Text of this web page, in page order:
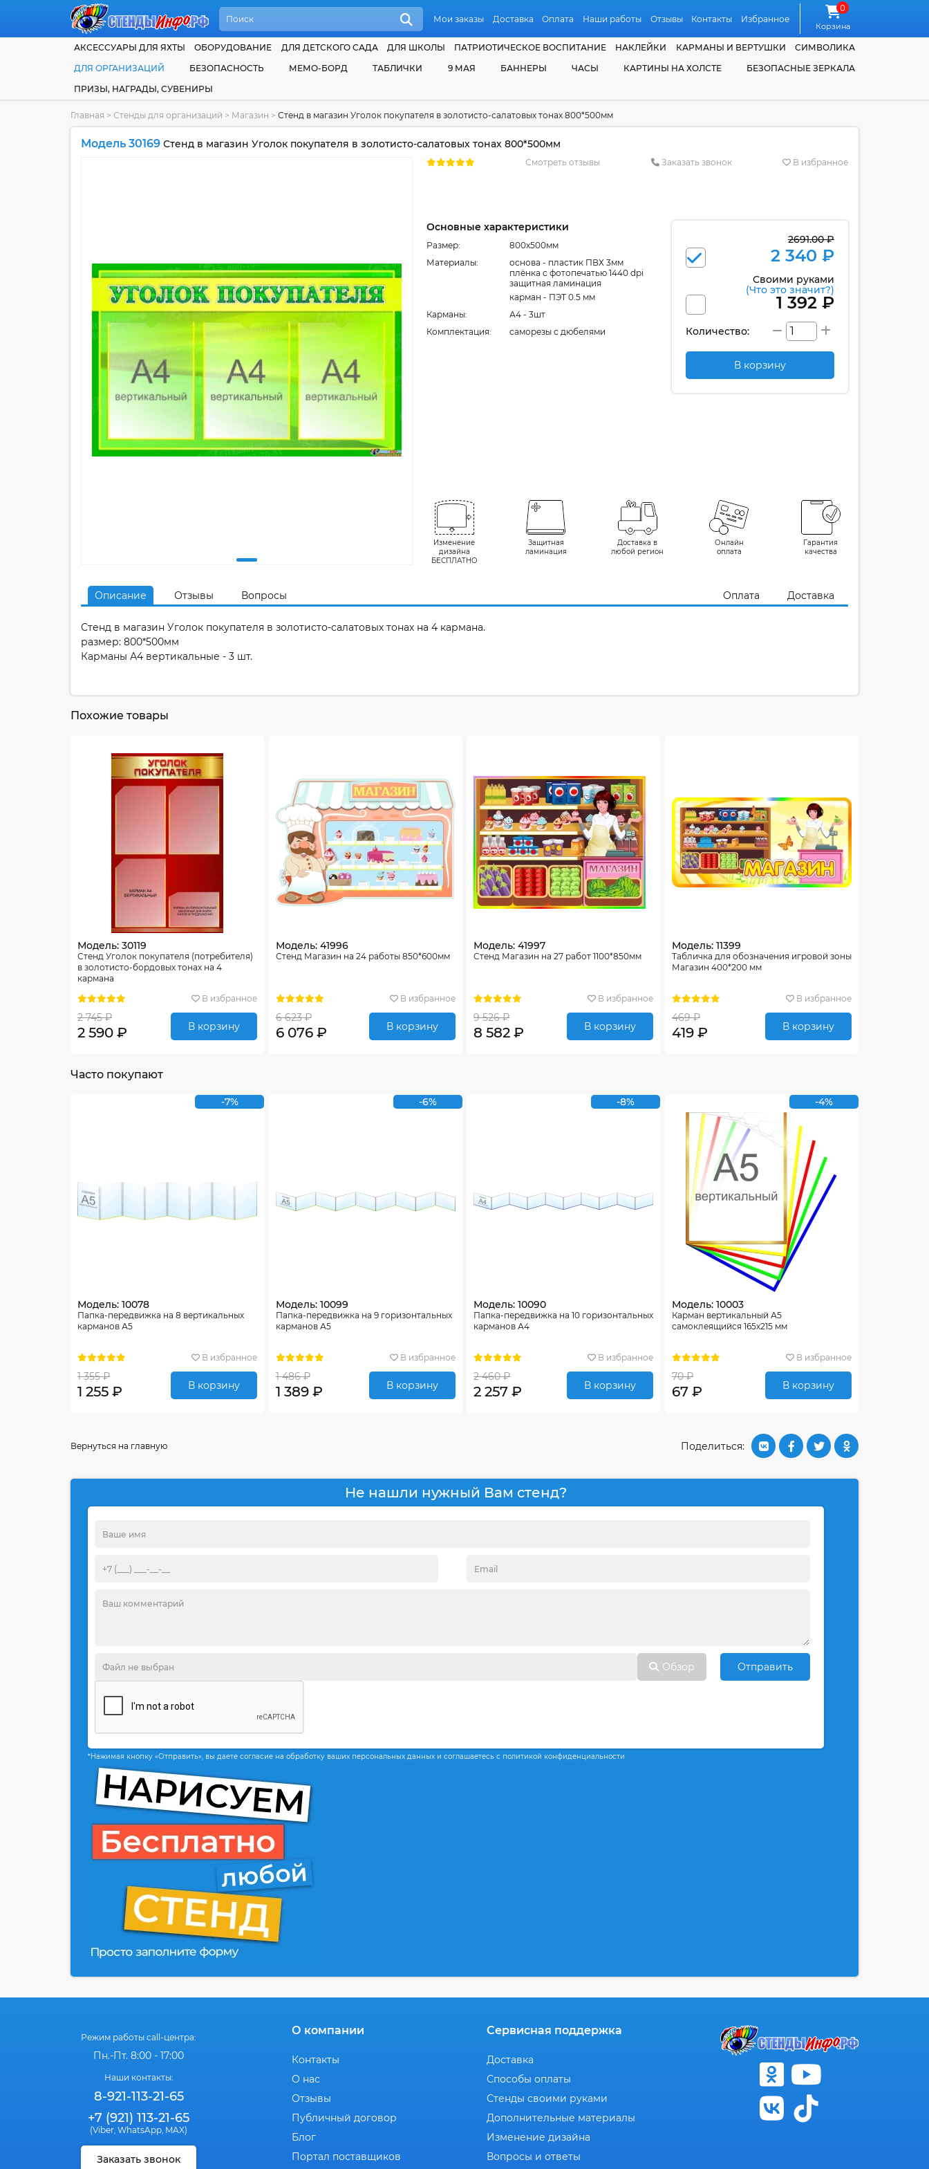
Мои заказы Доставка Оплата Наши работы Отзывы Контакты Избранное
0
Корзина
АКСЕССУАРЫ ДЛЯ ЯХТЫ ОБОРУДОВАНИЕ ДЛЯ ДЕТСКОГО САДА ДЛЯ ШКОЛЫ ПАТРИОТИЧЕСКОЕ ВОСПИТАНИЕ НАКЛЕЙКИ КАРМАНЫ И ВЕРТУШКИ
СИМВОЛИКА
ДЛЯ ОРГАНИЗАЦИЙ
БЕЗОПАСНОСТЬ МЕМО-БОРД ТАБЛИЧКИ 9 МАЯ БАННЕРЫ ЧАСЫ КАРТИНЫ НА ХОЛСТЕ
БЕЗОПАСНЫЕ ЗЕРКАЛА
ПРИЗЫ, НАГРАДЫ, СУВЕНИРЫ
Главная > Стенды для организаций > Магазин > Стенд в магазин Уголок покупателя в золотисто-салатовых тонах 800*500мм
Модель 30169 Стенд в магазин Уголок покупателя в золотисто-салатовых тонах 800*500мм
Смотреть отзывы Заказать звонок В избранное
Основные характеристики
Размер:
800x500мм
Материалы:
основа - пластик ПВХ 3мм
плёнка с фотопечатью 1440 dpi
защитная ламинация
карман - ПЭТ 0.5 мм
Карманы:
А4 - 3шт
Комплектация:
cаморезы с дюбелями
2691.00 ₽
2 340 ₽
Своими руками
(Что это значит?)
1 392 ₽
Количество:
В корзину
Изменение
дизайна
БЕСПЛАТНО
Защитная
ламинация
Доставка в
любой регион
Онлайн
оплата
Гарантия
качества
Описание Отзывы Вопросы Оплата Доставка
Стенд в магазин Уголок покупателя в золотисто-салатовых тонах на 4 кармана.
размер: 800*500мм
Карманы А4 вертикальные - 3 шт.
Похожие товары
Модель: 30119
Стенд Уголок покупателя (потребителя)
в золотисто-бордовых тонах на 4
кармана
В избранное
2 745 ₽
2 590 ₽ В корзину
Модель: 41996
Стенд Магазин на 24 работы 850*600мм
В избранное
6 623 ₽
6 076 ₽ В корзину
Модель: 41997
Стенд Магазин на 27 работ 1100*850мм
В избранное
9 526 ₽
8 582 ₽ В корзину
Модель: 11399
Табличка для обозначения игровой зоны
Магазин 400*200 мм
В избранное
469 ₽
419 ₽ В корзину
Часто покупают
-7%
Модель: 10078
Папка-передвижка на 8 вертикальных
карманов А5
В избранное
1 355 ₽
1 255 ₽ В корзину
-6%
Модель: 10099
Папка-передвижка на 9 горизонтальных
карманов А5
В избранное
1 486 ₽
1 389 ₽ В корзину
-8%
Модель: 10090
Папка-передвижка на 10 горизонтальных
карманов А4
В избранное
2 460 ₽
2 257 ₽ В корзину
-4%
Модель: 10003
Карман вертикальный А5
самоклеящийся 165х215 мм
В избранное
70 ₽
67 ₽ В корзину
Поделиться:
Вернуться на главную
Не нашли нужный Вам стенд?
Обзор Отправить
*Нажимая кнопку «Отправить», вы даете согласие на обработку ваших персональных данных и соглашаетесь с политикой конфиденциальности
Режим работы call-центра:
Пн.-Пт. 8:00 - 17:00
Наши контакты:
8-921-113-21-65
+7 (921) 113-21-65
(Viber, WhatsApp, MAX)
Заказать звонок
О компании
Контакты
О нас
Отзывы
Публичный договор
Блог
Портал поставщиков
Сервисная поддержка
Доставка
Способы оплаты
Стенды своими руками
Дополнительные материалы
Изменение дизайна
Вопросы и ответы